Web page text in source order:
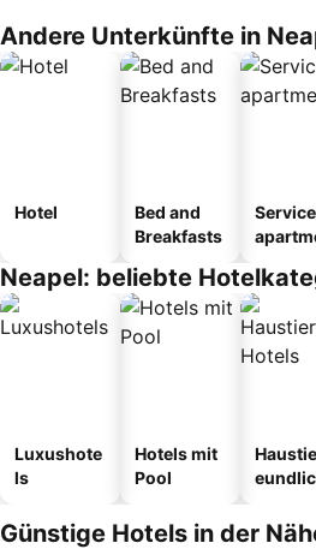
Andere Unterkünfte in
Hotel
Bed and
Breakfasts
Neapel: beliebte
Luxushote
ls
Hotels mit
Pool
Günstige Hotels in der